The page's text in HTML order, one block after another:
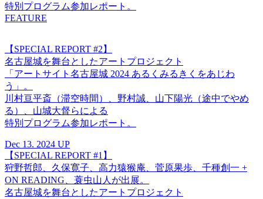
特別プログラム参加レポート。
FEATURE
【SPECIAL REPORT #2】
名古屋城を舞台としたアートプロジェクト
「アートサイト名古屋城 2024 あるくみるきくをあじわ
う」。
川村亘平斎（滞空時間）、野村誠、山下陽光（途中でやめ
る）、山城大督らによる
特別プログラム参加レポート。
Dec 13. 2024 UP
【SPECIAL REPORT #1】
狩野哲郎、久保寛子、高力猿猴庵、菅原果歩、千種創一 +
ON READING、蓑虫山人が出展。
名古屋城を舞台としたアートプロジェクト